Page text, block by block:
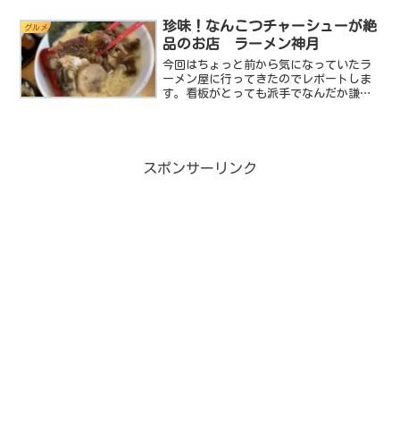
まらないんですよね。今回はお仕事の関
係で千葉県を飛び...
グルメ
珍味！なんこつチャーシューが絶
品のお店 ラーメン神月
今回はちょっと前から気になっていたラ
ーメン屋に行ってきたのでレポートしま
す。看板がとっても派手でなんだか謙遜
スポンサーリンク